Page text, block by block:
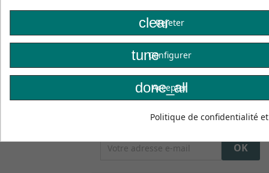
SIZE
WEIGHT
190 X 55 X 35 CM
3,86 KG
clearRejeter
tuneConfigurer
done_all
Accepter
Politique de confidentialité